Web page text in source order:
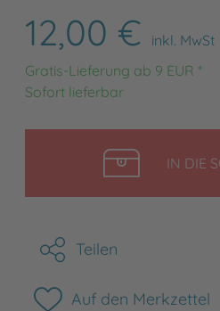
12,00 €
inkl. MwSt
Gratis-Lieferung ab 9 EUR *
Sofort lieferbar
IN DIE
Teilen
Auf den Merkzettel